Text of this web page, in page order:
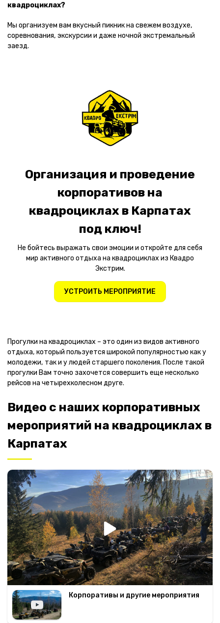
квадроциклах?
Мы организуем вам вкусный пикник на свежем воздухе,
соревнования, экскурсии и даже ночной экстремальный
заезд.
Организация и проведение
корпоративов на
квадроциклах в Карпатах
под ключ!
Не бойтесь выражать свои эмоции и откройте для себя
мир активного отдыха на квадроциклах из Квадро
Экстрим.
УСТРОИТЬ МЕРОПРИЯТИЕ
Прогулки на квадроциклах – это один из видов активного
отдыха, который пользуется широкой популярностью как у
молодежи, так и у людей старшего поколения. После такой
прогулки Вам точно захочется совершить еще несколько
рейсов на четырехколесном друге.
Видео с наших корпоративных
мероприятий на квадроциклах в
Карпатах
Корпоративы и другие мероприятия